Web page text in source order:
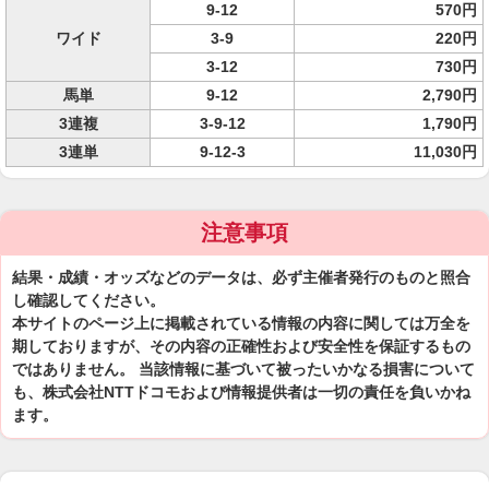
ワイド
9-12
570円
3-9
220円
3-12
730円
馬単
9-12
2,790円
3連複
3-9-12
1,790円
3連単
9-12-3 11,030円
注意事項
結果・成績・オッズなどのデータは、必ず主催者発行のものと照合
し確認してください。
本サイトのページ上に掲載されている情報の内容に関しては万全を
期しておりますが、その内容の正確性および安全性を保証するもの
ではありません。 当該情報に基づいて被ったいかなる損害について
も、株式会社NTTドコモおよび情報提供者は一切の責任を負いかね
ます。